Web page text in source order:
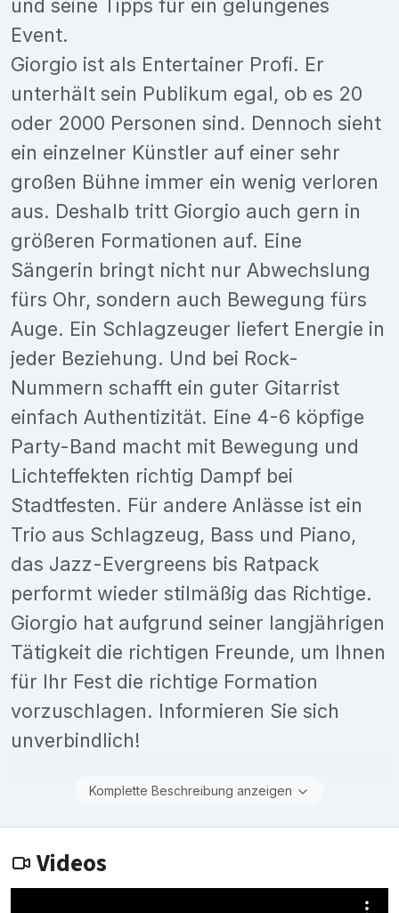
und seine Tipps für ein gelungenes
Event.
Giorgio ist als Entertainer Profi. Er
unterhält sein Publikum egal, ob es 20
oder 2000 Personen sind. Dennoch sieht
ein einzelner Künstler auf einer sehr
großen Bühne immer ein wenig verloren
aus. Deshalb tritt Giorgio auch gern in
größeren Formationen auf. Eine
Sängerin bringt nicht nur Abwechslung
fürs Ohr, sondern auch Bewegung fürs
Auge. Ein Schlagzeuger liefert Energie in
jeder Beziehung. Und bei Rock-
Nummern schafft ein guter Gitarrist
einfach Authentizität. Eine 4-6 köpfige
Party-Band macht mit Bewegung und
Lichteffekten richtig Dampf bei
Stadtfesten. Für andere Anlässe ist ein
Trio aus Schlagzeug, Bass und Piano,
das Jazz-Evergreens bis Ratpack
performt wieder stilmäßig das Richtige.
Giorgio hat aufgrund seiner langjährigen
Tätigkeit die richtigen Freunde, um Ihnen
für Ihr Fest die richtige Formation
vorzuschlagen. Informieren Sie sich
unverbindlich!
Komplette Beschreibung anzeigen
Videos